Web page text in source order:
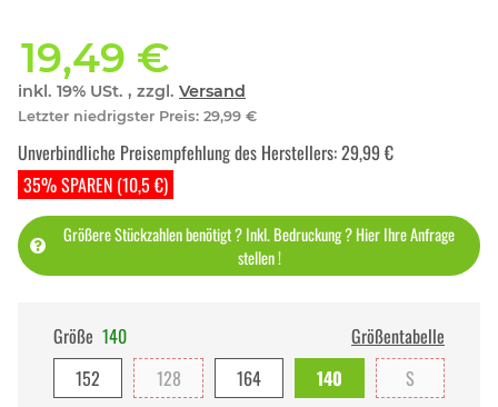
19,49 €
inkl. 19% USt. , zzgl. Versand
Letzter niedrigster Preis: 29,99 €
35% SPAREN (10,5 €)
Unverbindliche Preisempfehlung des Herstellers:29,99 €
Größere Stückzahlen benötigt ? Inkl. Bedruckung ? Hier Ihre Anfrage
stellen !
Größe 140
Größentabelle
152
128 164 140
S